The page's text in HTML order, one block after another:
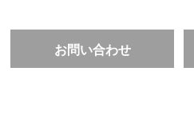
お問い合わせ